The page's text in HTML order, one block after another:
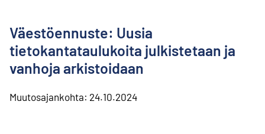
Väestöennuste: Uusia
tietokantataulukoita julkistetaan ja
vanhoja arkistoidaan
Muutosajankohta: 24.10.2024